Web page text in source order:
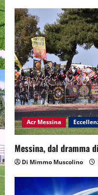
Acr Messina
Messina, dal dramma
Di Mimmo Muscolino